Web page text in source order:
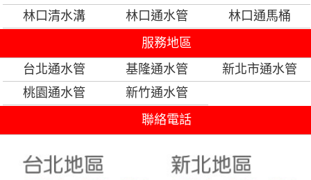
林口清水溝
林口通水管
林口通馬桶
服務地區
台北通水管
基隆通水管
新北市通水管
桃園通水管
新竹通水管
聯絡電話